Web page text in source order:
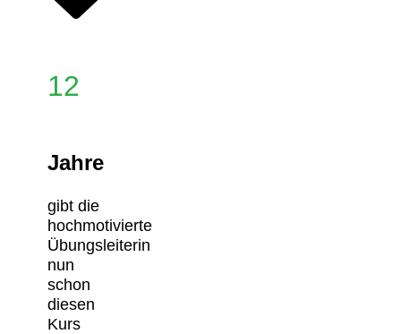
12
Jahre
gibt die
hochmotivierte
Übungsleiterin
nun
schon
diesen
Kurs